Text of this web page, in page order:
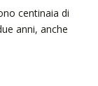
centinaia di
anni, anche